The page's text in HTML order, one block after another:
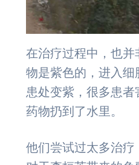
在治疗过程中，也
物是紫色的，进入
患处变紫，很多患
药物扔到了水里。
他们尝试过太多治疗